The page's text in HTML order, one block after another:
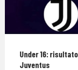
Under 16:
Juventus